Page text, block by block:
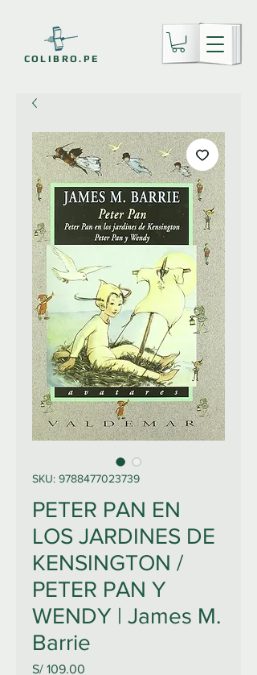
COLIBRO.PE
SKU: 9788477023739
PETER PAN EN
LOS JARDINES DE
KENSINGTON /
PETER PAN Y
WENDY | James M.
Barrie
S/ 109.00